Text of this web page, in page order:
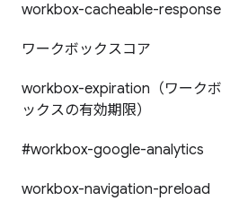
workbox-cacheable-response
ワークボックスコア
workbox-expiration（ワークボ
ックスの有効期限）
#workbox-google-analytics
workbox-navigation-preload